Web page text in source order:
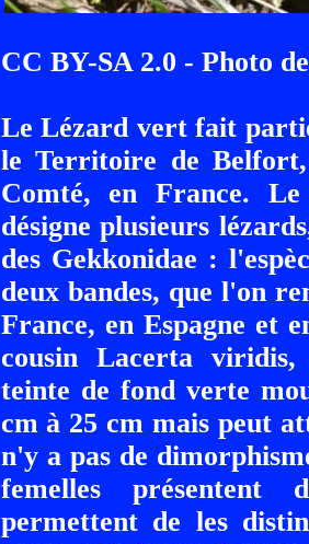
CC BY-SA 2.0 - Photo
Le Lézard vert fait
le Territoire de Belfort,
Comté, en France.
désigne plusieurs
des Gekkonidae :
deux bandes, que l'on
France, en Espagne et
cousin Lacerta viridis,
teinte de fond verte
cm à 25 cm mais peut
n'y a pas de
femelles présentent
permettent de les